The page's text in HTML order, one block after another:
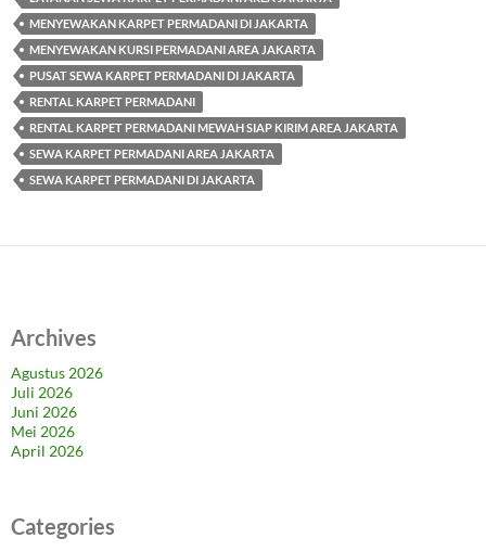
MENYEWAKAN KARPET PERMADANI DI JAKARTA
MENYEWAKAN KURSI PERMADANI AREA JAKARTA
PUSAT SEWA KARPET PERMADANI DI JAKARTA
RENTAL KARPET PERMADANI
RENTAL KARPET PERMADANI MEWAH SIAP KIRIM AREA JAKARTA
SEWA KARPET PERMADANI AREA JAKARTA
SEWA KARPET PERMADANI DI JAKARTA
Archives
Agustus 2026
Juli 2026
Juni 2026
Mei 2026
April 2026
Categories